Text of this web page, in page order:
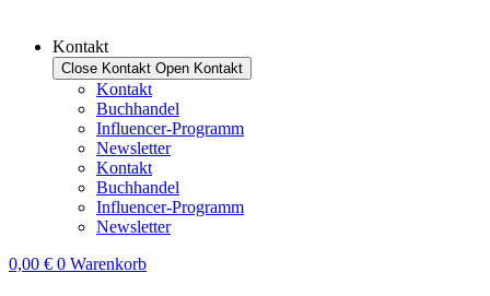
Kontakt
Close Kontakt Open Kontakt
Kontakt
Buchhandel
Influencer-Programm
Newsletter
Kontakt
Buchhandel
Influencer-Programm
Newsletter
0,00 € 0 Warenkorb